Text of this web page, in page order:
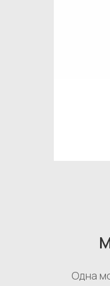
Одна